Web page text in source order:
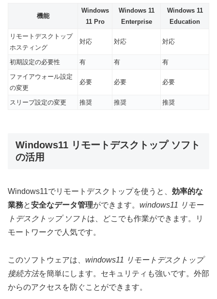
機能
Windows
11 Pro
Windows 11
Enterprise
Windows 11
Education
リモートデスクトップ
ホスティング
対応 対応 対応
初期設定の必要性 有 有
有
ファイアウォール設定
の変更
必要 必要 必要
スリープ設定の変更 推奨 推奨 推奨
Windows11 リモートデスクトップ ソフト
の活用
Windows11でリモートデスクトップを使うと、 効率的な
業務と安全なデータ管理ができます。 windows11 リモー
トデスクトップ ソフト は、どこでも作業ができます。リ
モートワークで人気です。
このソフトウェアは、 windows11 リモートデスクトップ
接続方法を簡単にします。セキュリティも強いです。外部
からのアクセスを防ぐことができます。